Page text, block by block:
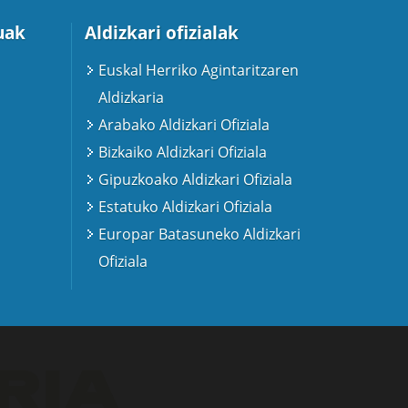
Aldizkari ofizialak
Euskal Herriko Agintaritzaren
Aldizkaria
Arabako Aldizkari Ofiziala
Bizkaiko Aldizkari Ofiziala
Gipuzkoako Aldizkari Ofiziala
Estatuko Aldizkari Ofiziala
Europar Batasuneko Aldizkari
Ofiziala